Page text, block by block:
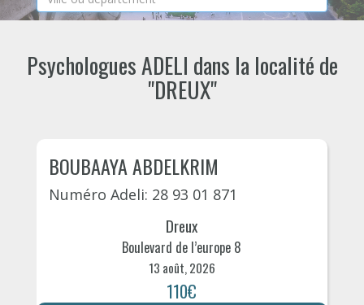
Psychologues ADELI dans la localité de
"DREUX"
BOUBAAYA ABDELKRIM
Numéro Adeli: 28 93 01 871
Dreux
Boulevard de l’europe 8
13 août, 2026
110€